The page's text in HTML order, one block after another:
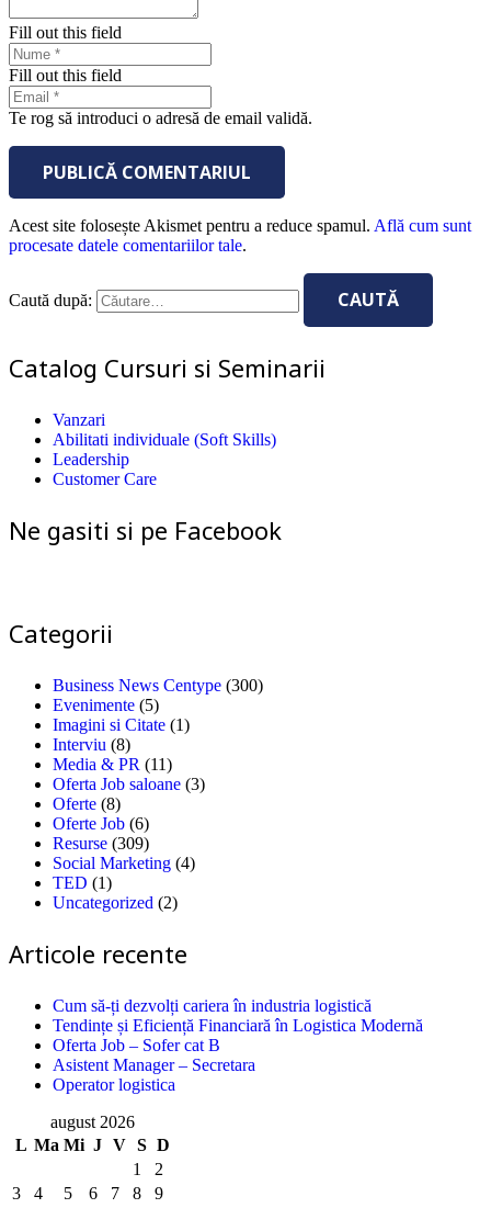
Fill out this field
Fill out this field
Te rog să introduci o adresă de email validă.
PUBLICĂ COMENTARIUL
Acest site folosește Akismet pentru a reduce spamul. Află cum sunt
procesate datele comentariilor tale.
Caută după:
Catalog Cursuri si Seminarii
Vanzari
Abilitati individuale (Soft Skills)
Leadership
Customer Care
Ne gasiti si pe Facebook
Categorii
Business News Centype (300)
Evenimente (5)
Imagini si Citate (1)
Interviu (8)
Media & PR (11)
Oferta Job saloane (3)
Oferte (8)
Oferte Job (6)
Resurse (309)
Social Marketing (4)
TED (1)
Uncategorized (2)
Articole recente
Cum să-ți dezvolți cariera în industria logistică
Tendințe și Eficiență Financiară în Logistica Modernă
Oferta Job – Sofer cat B
Asistent Manager – Secretara
Operator logistica
august 2026
L Ma Mi J V S D
1
2
3
4 5 6 7 8
9